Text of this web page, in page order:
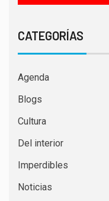
CATEGORÍAS
Agenda
Blogs
Cultura
Del interior
Imperdibles
Noticias